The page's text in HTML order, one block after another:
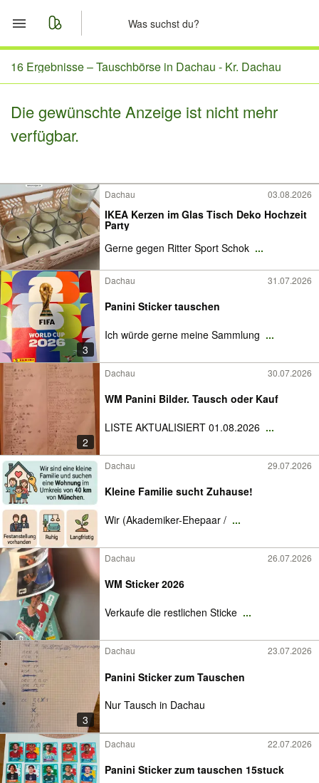
Start
Nachrichten
16 Ergebnisse –Tauschbörse in Dachau - Kr. Dachau
Die gewünschte Anzeige ist nicht mehr
verfügbar.
Dachau 03.08.2026
IKEA Kerzen im Glas Tisch Deko Hochzeit
Party
Gerne gegen Ritter Sport Schok ...
3
Dachau 31.07.2026
Panini Sticker tauschen
Ich würde gerne meine Sammlung ...
2
Dachau 30.07.2026
WM Panini Bilder. Tausch oder Kauf
LISTE AKTUALISIERT 01.08.2026 ...
Dachau 29.07.2026
Kleine Familie sucht Zuhause!
Wir (Akademiker-Ehepaar / ...
Dachau 26.07.2026
WM Sticker 2026
Verkaufe die restlichen Sticke ...
3
Dachau 23.07.2026
Panini Sticker zum Tauschen
Nur Tausch in Dachau
Dachau 22.07.2026
Panini Sticker zum tauschen 15stuck